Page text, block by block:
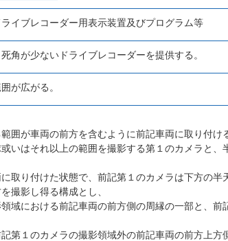
イブレコーダー用表示装置及びプログラム等
角が少ないドライブレコーダーを提供する。
が広がる。
囲が車両の前方を含むように前記車両に取り付け
いはそれ以上の範囲を撮影する第１のカメラと、
取り付けた状態で、前記第１のカメラは下方の
撮影し得る構成とし、
域における前記車両の前方側の周縁の一部と、
第１のカメラの撮影領域外の前記車両の前方上方